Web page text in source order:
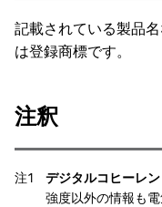
記載されている製品
は登録商標です。
注釈
注1
デジタルコヒーレン
強度以外の情報も